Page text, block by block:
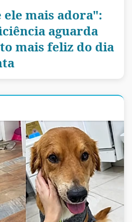
ele mais adora":
aguarda
mais feliz do dia